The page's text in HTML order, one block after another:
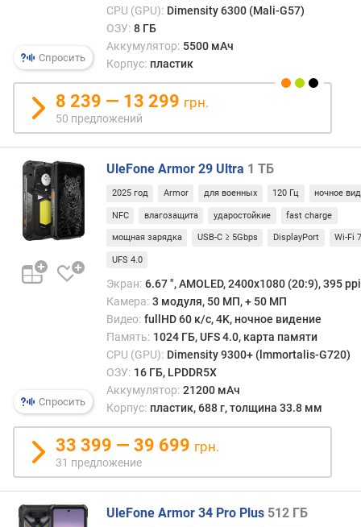
п
о
о
т
з
ы
а
м
п
о
а
т
л
е
н
и
я
п
о
Спросить
CPU (GPU): Dimensity 6300 (Mali-G57)
ОЗУ: 8 ГБ
Аккумулятор: 5500 мАч
Корпус: пластик
8 239 — 13 299 грн.
50 предложений
Спросить
UleFone Armor 29 Ultra 1 ТБ
2025 год Armor для военных 120 Гц ночное
NFC влагозащита ударостойкие fast charge
мощная зарядка USB-C ≥ 5Gbps DisplayPort Wi-Fi
UFS 4.0
Экран: 6.67 ", AMOLED, 2400x1080 (20:9), 395
Камера: 3 модуля, 50 МП, + 50 МП
Видео: fullHD 60 к/с, 4K, ночное видение
Память: 1024 ГБ, UFS 4.0, карта памяти
CPU (GPU): Dimensity 9300+ (lmmortalis-G720)
ОЗУ: 16 ГБ, LPDDR5X
Аккумулятор: 21200 мАч
Корпус: пластик, 688 г, толщина 33.8 мм
33 399 — 39 699 грн.
31 предложение
UleFone Armor 34 Pro Plus 512 ГБ